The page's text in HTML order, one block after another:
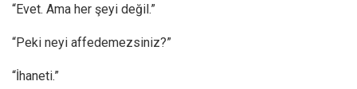
“Evet. Ama her şeyi değil.”
“Peki neyi affedemezsiniz?”
“İhaneti.”